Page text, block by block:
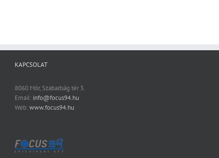
KAPCSOLAT
8060 Mór, Szabadság tér 3.
Email: info@focus94.hu
Web:www.focus94.hu